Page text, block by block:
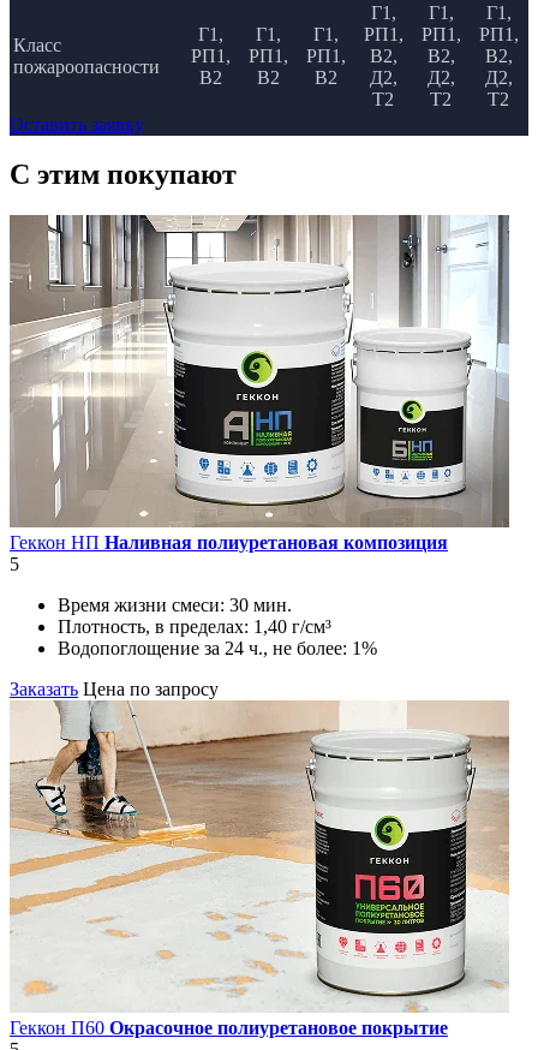
Класс
пожароопасности
Г1,
РП1,
В2
Г1,
РП1,
В2
Г1,
РП1,
В2
Г1,
РП1,
В2,
Д2,
Т2
Г1,
РП1,
В2,
Д2,
Т2
Г1,
РП1,
В2,
Д2,
Т2
Оставить заявку
C этим покупают
Геккон НП Наливная полиуретановая композиция
5
Время жизни смеси: 30 мин.
Плотность, в пределах: 1,40 г/см³
Водопоглощение за 24 ч., не более: 1%
Заказать Цена по запросу
Геккон П60 Окрасочное полиуретановое покрытие